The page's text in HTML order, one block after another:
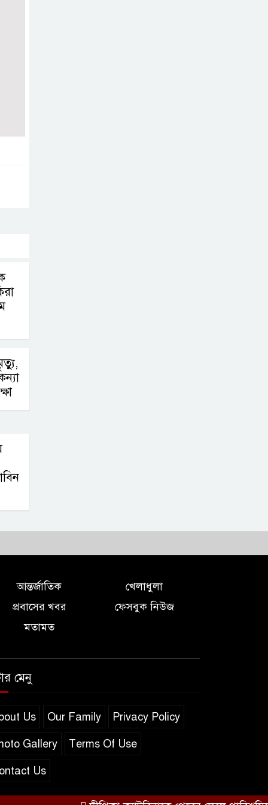
আন্তর্জাতিক
খেলাধুলা
প্রবাসের খবর
ফেসবুক নিউজ
মতামত
মেনু
Us Our Family Privacy Policy
Gallery Terms Of Use
Us